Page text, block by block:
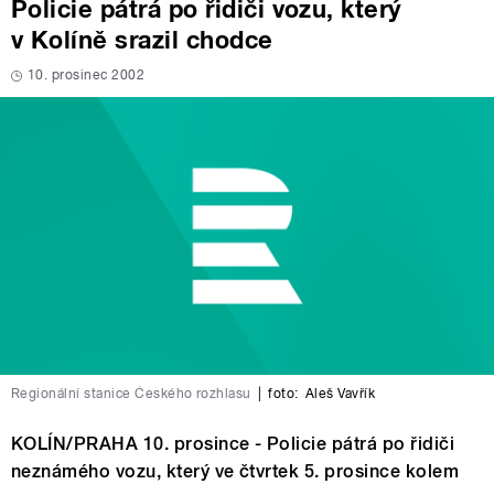
Policie pátrá po řidiči vozu, který
v Kolíně srazil chodce
10. prosinec 2002
Regionální stanice Českého rozhlasu foto: Aleš Vavřík
KOLÍN/PRAHA 10. prosince - Policie pátrá po řidiči
neznámého vozu, který ve čtvrtek 5. prosince kolem